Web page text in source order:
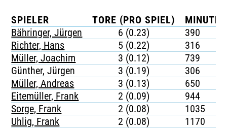
SPIELER TORE (PRO SPIEL)
Bähringer, Jürgen
6 (0.23)
390
Richter, Hans
5 (0.22)
316
Müller, Joachim
3 (0.12)
739
Günther, Jürgen
3 (0.19)
306
Müller, Andreas
3 (0.13)
650
Eitemüller, Frank
2 (0.09)
944
Sorge, Frank
2 (0.08)
1035
Uhlig, Frank
2 (0.08) 1170